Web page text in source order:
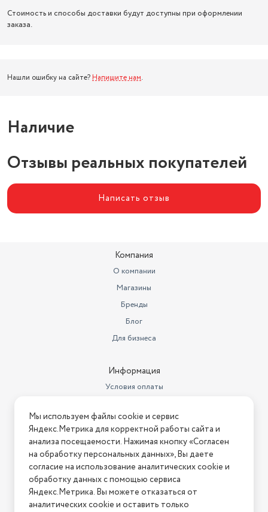
Стоимость и способы доставки будут доступны при оформлении
заказа.
Нашли ошибку на сайте? Напишите нам.
Наличие
Отзывы реальных покупателей
Написать отзыв
Компания
О компании
Магазины
Бренды
Блог
Для бизнеса
Информация
Условия оплаты
Условия возврата
Нашли ошибку на сайте? Напишите нам
2026 © Интернет-магазин "АстМаркет". У нас есть всё!
Политика конфиденциальности
Мы используем файлы cookie и сервис
Яндекс.Метрика для корректной работы сайта и
анализа посещаемости. Нажимая кнопку «Согласен
на обработку персональных данных», Вы даете
согласие на использование аналитических cookie и
обработку данных с помощью сервиса
Яндекс.Метрика. Вы можете отказаться от
аналитических cookie и оставить только